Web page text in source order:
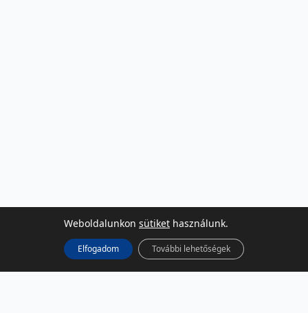
Weboldalunkon sütiket használunk.
Elfogadom További lehetőségek